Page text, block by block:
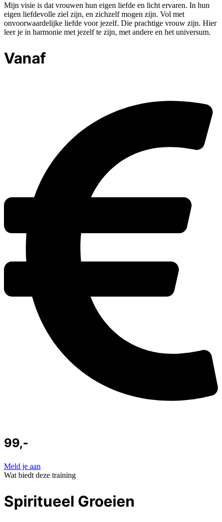
Mijn visie is dat vrouwen hun eigen liefde en licht ervaren. In hun
eigen liefdevolle ziel zijn, en zichzelf mogen zijn. Vol met
onvoorwaardelijke liefde voor jezelf. Die prachtige vrouw zijn. Hier
leer je in harmonie met jezelf te zijn, met andere en het universum.
Vanaf
99,-
Meld je aan
Wat biedt deze training
Spiritueel Groeien